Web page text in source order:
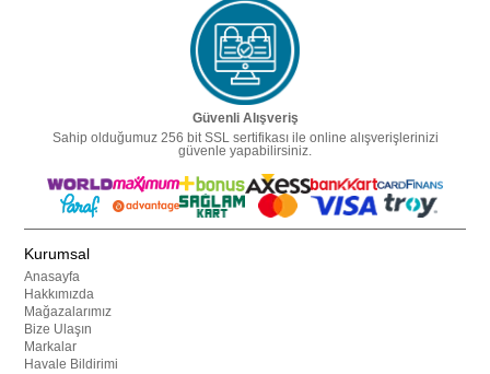
Güvenli Alışveriş
Sahip olduğumuz 256 bit SSL sertifikası ile online alışverişlerinizi
güvenle yapabilirsiniz.
Kurumsal
Anasayfa
Hakkımızda
Mağazalarımız
Bize Ulaşın
Markalar
Havale Bildirimi